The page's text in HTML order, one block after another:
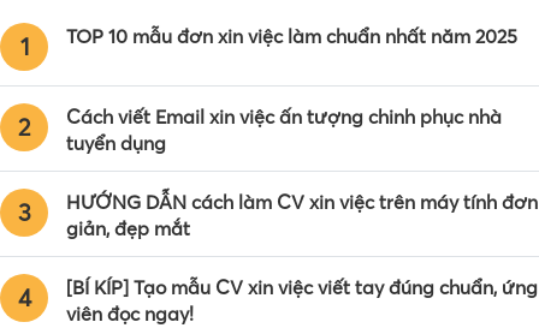
1 TOP 10 mẫu đơn xin việc làm chuẩn nhất năm 2025
2
Cách viết Email xin việc ấn tượng chinh phục nhà
tuyển dụng
3
HƯỚNG DẪN cách làm CV xin việc trên máy tính đơn
giản, đẹp mắt
4
[BÍ KÍP] Tạo mẫu CV xin việc viết tay đúng chuẩn, ứng
viên đọc ngay!